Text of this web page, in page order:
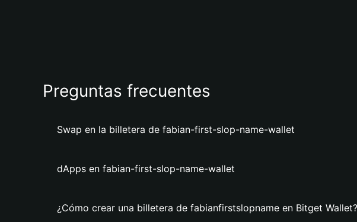
Preguntas frecuentes
Swap en la billetera de fabian-first-slop-name-wallet
dApps en fabian-first-slop-name-wallet
¿Cómo crear una billetera de fabianfirstslopname en Bitget Wallet?